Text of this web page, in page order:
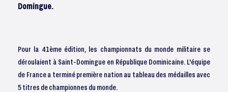
Domingue.
Pour la 41ème édition, les championnats du monde militaire se
déroulaient à Saint-Domingue en République Dominicaine. L'équipe
de France a terminé première nation au tableau des médailles avec
5 titres de championnes du monde.